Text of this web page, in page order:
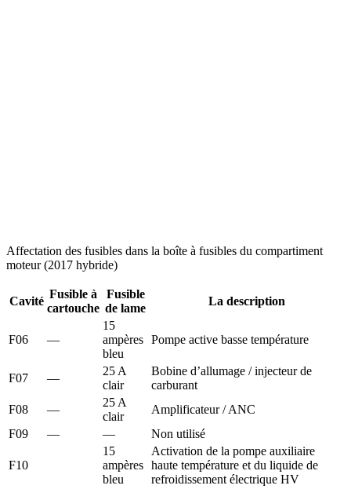
Affectation des fusibles dans la boîte à fusibles du compartiment
moteur (2017 hybride)
Cavité
Fusible à
cartouche
Fusible
de lame
La description
F06 —
15
ampères
bleu
Pompe active basse température
F07 —
25 A
clair
Bobine d’allumage / injecteur de
carburant
F08
—
25 A
clair
Amplificateur / ANC
F09
— — Non utilisé
F10
15
ampères
bleu
Activation de la pompe auxiliaire
haute température et du liquide de
refroidissement électrique HV